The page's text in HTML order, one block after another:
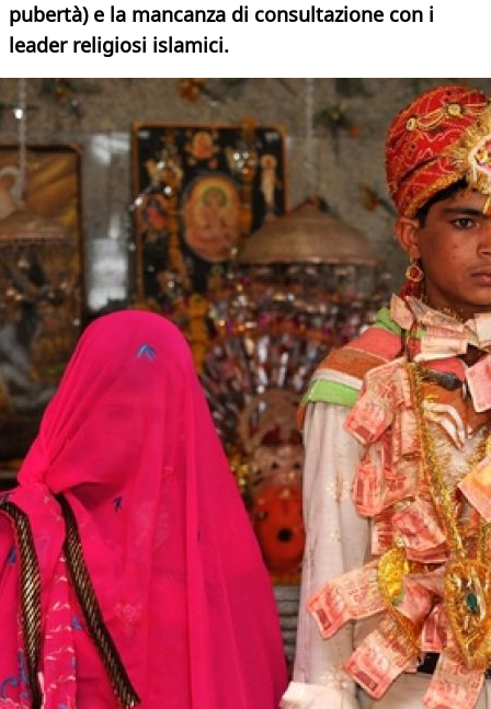
pubertà) e la mancanza di consultazione con i
leader religiosi islamici.